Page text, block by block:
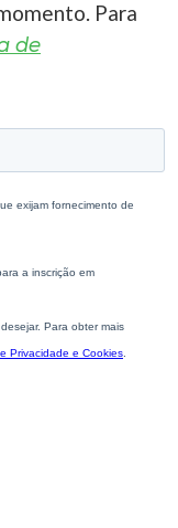
Para
de